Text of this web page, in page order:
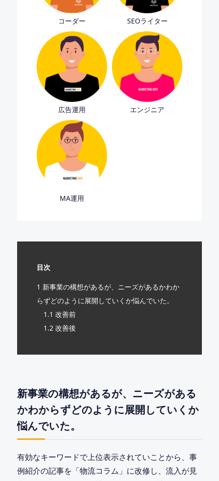
コーダー SEOライター
広告運用 エンジニア
MA運用
目次
1 新事業の構想があるが、ニーズがあるかわか
らずどのように展開していくか悩んでいた。
1.1 改善前
1.2改善後
新事業の構想があるが、ニーズがある
かわからずどのように展開していくか
悩んでいた。
有効なキーワードで上位表示されていことから、事
例紹介の記事を「物流コラム」に改修し、流入が見